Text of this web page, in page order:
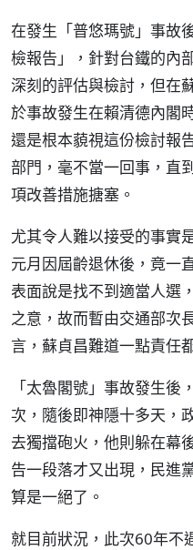
在發生「普悠瑪號」事故
檢報告」，針對台鐵的內
深刻的評估與檢討，但在
於事故發生在賴清德內閣
還是根本藐視這份檢討報
部門，毫不當一回事，直
項改善措施搪塞。
尤其令人難以接受的事實
元月因屆齡退休後，竟一
表面說是找不到適當人選
之意，故而暫由交通部次
言，蘇貞昌難道一點責任
「太魯閣號」事故發生
次，隨後即神隱十多天，
去獨擋砲火，他則躲在幕
告一段落才又出現，民進
算是一絕了。
就目前狀況，此次60年不